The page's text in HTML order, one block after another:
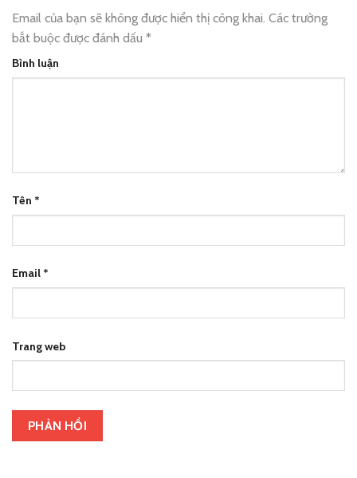
Email của bạn sẽ không được hiển thị công khai. Các trường
bắt buộc được đánh dấu *
Bình luận
Tên *
Email *
Trang web